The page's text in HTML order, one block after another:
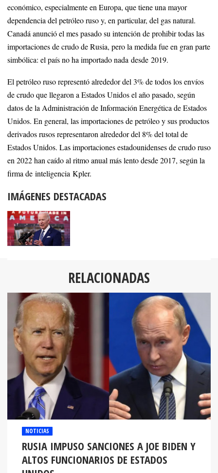
económico, especialmente en Europa, que tiene una mayor
dependencia del petróleo ruso y, en particular, del gas natural.
Canadá anunció el mes pasado su intención de prohibir todas las
importaciones de crudo de Rusia, pero la medida fue en gran parte
simbólica: el país no ha importado nada desde 2019.
El petróleo ruso representó alrededor del 3% de todos los envíos
de crudo que llegaron a Estados Unidos el año pasado, según
datos de la Administración de Información Energética de Estados
Unidos. En general, las importaciones de petróleo y sus productos
derivados rusos representaron alrededor del 8% del total de
Estados Unidos. Las importaciones estadounidenses de crudo ruso
en 2022 han caído al ritmo anual más lento desde 2017, según la
firma de inteligencia Kpler.
IMÁGENES DESTACADAS
RELACIONADAS
NOTICIAS
RUSIA IMPUSO SANCIONES A JOE BIDEN Y
ALTOS FUNCIONARIOS DE ESTADOS